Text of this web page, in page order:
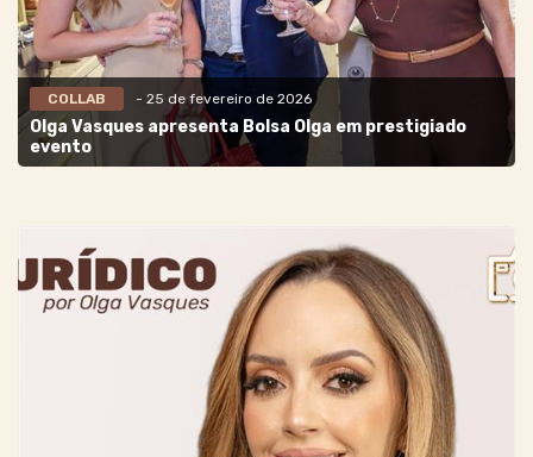
COLLAB - 25 de fevereiro de 2026
Olga Vasques apresenta Bolsa Olga em prestigiado
evento